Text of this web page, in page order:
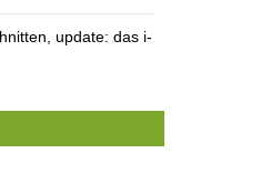
update: das i-